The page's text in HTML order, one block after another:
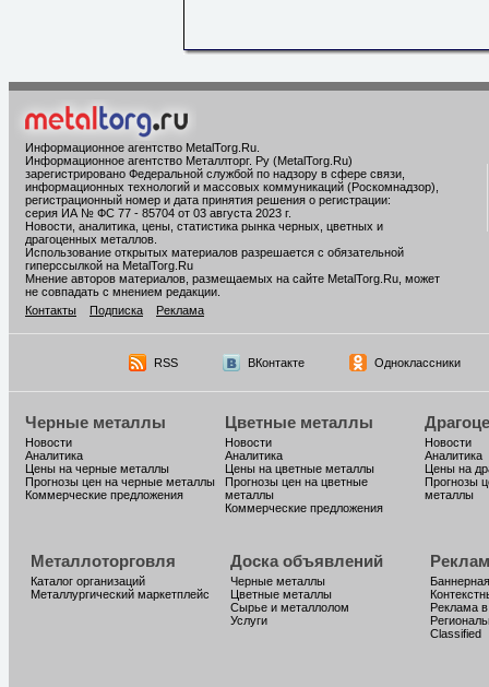
Информационное агентство MetalTorg.Ru
Информационное агентство Металлторг. Ру (MetalTorg.Ru)
зарегистрировано Федеральной службой по надзору в сфере связи,
информационных технологий и массовых коммуникаций (Роскомнадзор),
регистрационный номер и дата принятия решения о регистрации:
серия ИА № ФС 77 - 85704 от 03 августа 2023 г.
Новости, аналитика, цены, статистика рынка черных, цветных и
драгоценных металлов.
Использование открытых материалов разрешается с обязательной
гиперссылкой на MetalTorg.Ru
Мнение авторов материалов, размещаемых на сайте MetalTorg.Ru, может
не совпадать с мнением редакции.
Контакты
Подписка Реклама
RSS ВКонтакте Одноклассники
Черные металлы
Новости
Аналитика
Цены на черные металлы
Прогнозы цен на черные металлы
Коммерческие предложения
Цветные металлы
Новости
Аналитика
Цены на цветные металлы
Прогнозы цен на цветные
металлы
Коммерческие предложения
Новости
Аналитика
Цены на
Прогнозы
металлы
Металлоторговля
Каталог организаций
Металлургический маркетплейс
Доска объявлений
Черные металлы
Цветные металлы
Сырье и металлолом
Услуги
Реклама
Classified